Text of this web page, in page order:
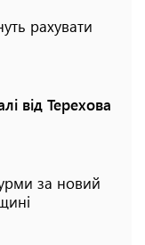
рахувати
від Терехова
за новий